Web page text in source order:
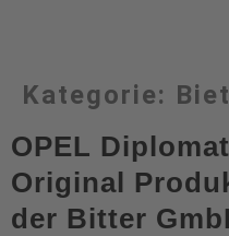
Kategorie:
OPEL
Original
der Bitter